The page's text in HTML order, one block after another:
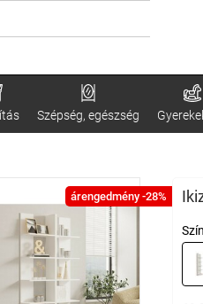
Szépség, egészség
árengedmény -28%